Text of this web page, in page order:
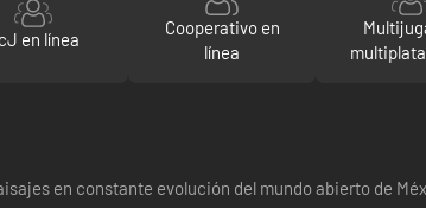
en línea
Cooperativo en
línea
en constante evolución del mundo abierto de